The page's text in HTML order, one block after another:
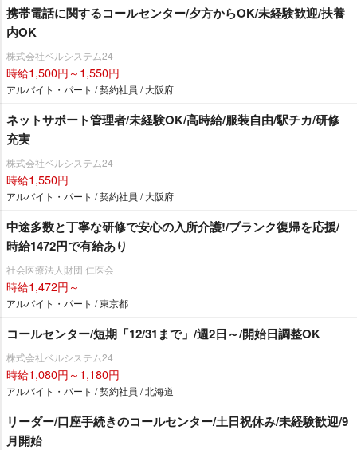
携帯電話に関するコールセンター/夕方からOK/未経験歓迎/扶養
内OK
株式会社ベルシステム24
時給1,500円～1,550円
アルバイト・パート / 契約社員 / 大阪府
ネットサポート管理者/未経験OK/高時給/服装自由/駅チカ/研修
充実
株式会社ベルシステム24
時給1,550円
アルバイト・パート / 契約社員 / 大阪府
中途多数と丁寧な研修で安心の入所介護!/ブランク復帰を応援/
時給1472円で有給あり
社会医療法人財団 仁医会
時給1,472円～
アルバイト・パート / 東京都
コールセンター/短期「12/31まで」/週2日～/開始日調整OK
株式会社ベルシステム24
時給1,080円～1,180円
アルバイト・パート / 契約社員 / 北海道
リーダー/口座手続きのコールセンター/土日祝休み/未経験歓迎/9
月開始